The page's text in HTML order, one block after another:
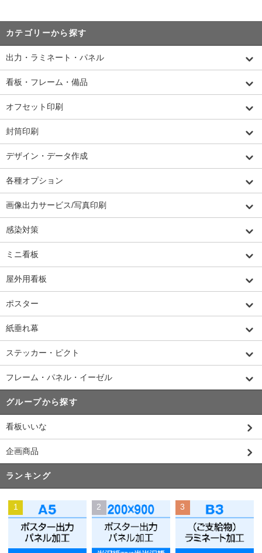
カテゴリーから探す
出力・ラミネート・パネル
看板・フレーム・備品
オフセット印刷
封筒印刷
デザイン・データ作成
各種オプション
画像出力サービス/写真印刷
感染対策
ミニ看板
屋外用看板
ポスター
紙垂れ幕
ステッカー・ピクト
フレーム・パネル・イーゼル
グループから探す
看板いいな
企画商品
ランキング
1 2 3